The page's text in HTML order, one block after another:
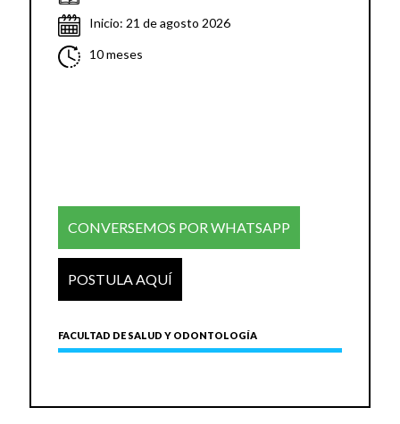
Inicio: 21 de agosto 2026
10 meses
CONVERSEMOS POR WHATSAPP
POSTULA AQUÍ
FACULTAD DE SALUD Y ODONTOLOGÍA